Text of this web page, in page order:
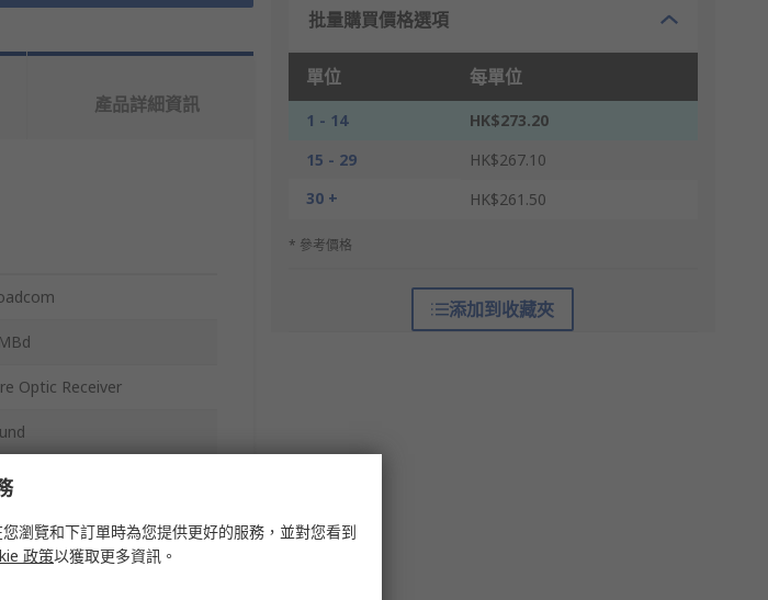
批量購買價格選項
單位 每單位
1 - 14
HK$273.20
15 - 29
HK$267.10
30 +
HK$261.50
* 參考價格
添加到收藏夾
產品詳細資訊
Optic Receiver
瀏覽和下訂單時為您提供更好的服務，並對您看到
政策以獲取更多資訊。